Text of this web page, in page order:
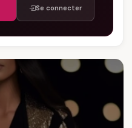
Se connecter